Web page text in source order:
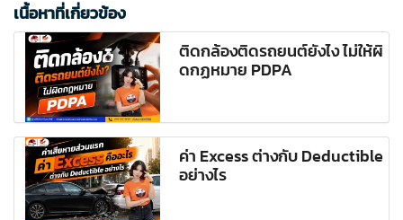
เนื้อหาที่เกี่ยวข้อง
ติดกล้องติดรถยนต์ยังไง ไม่ให้ผิ
ดกฏหมาย PDPA
ค่า Excess ต่างกับ Deductible
อย่างไร